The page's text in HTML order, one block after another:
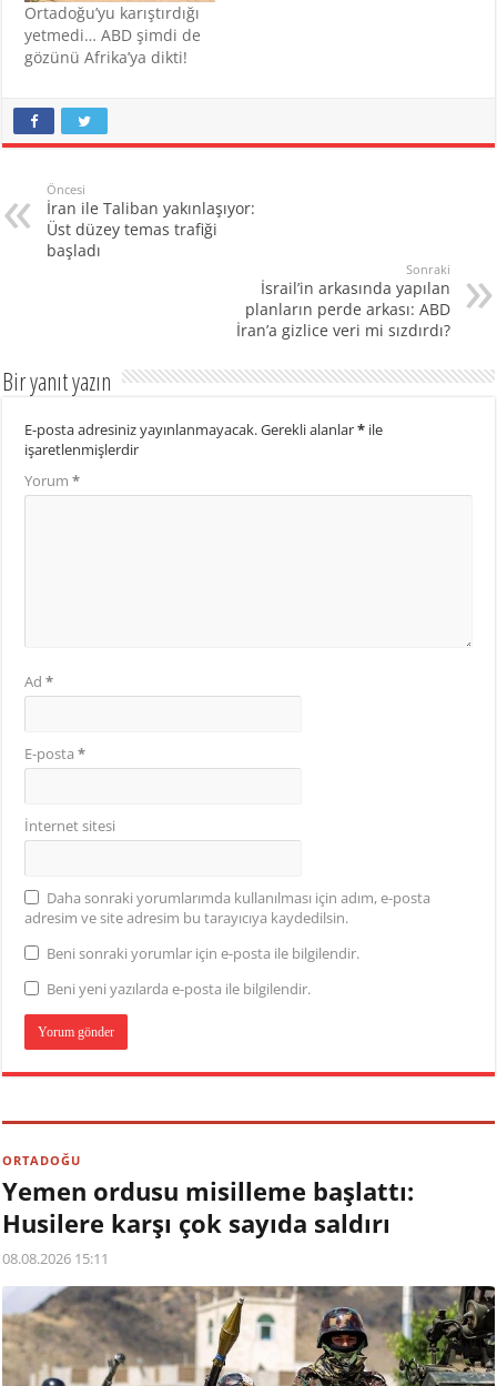
Ortadoğu’yu karıştırdığı
yetmedi… ABD şimdi de
gözünü Afrika’ya dikti!
Öncesi
İran ile Taliban yakınlaşıyor:
Üst düzey temas trafiği
başladı
Sonraki
İsrail’in arkasında yapılan
planların perde arkası: ABD
İran’a gizlice veri mi sızdırdı?
Bir yanıt yazın
E-posta adresiniz yayınlanmayacak.Gerekli alanlar* ile
işaretlenmişlerdir
Yorum*
Ad*
E-posta*
İnternet sitesi
Daha sonraki yorumlarımda kullanılması için adım, e-posta
adresim ve site adresim bu tarayıcıya kaydedilsin.
Beni sonraki yorumlar için e-posta ile bilgilendir.
Beni yeni yazılarda e-posta ile bilgilendir.
ORTADOĞU
Yemen ordusu misilleme başlattı:
Husilere karşı çok sayıda saldırı
08.08.2026 15:11